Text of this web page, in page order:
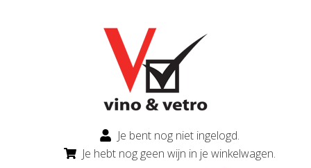
Je bent nog niet ingelogd.
Je hebt nog geen wijn in je winkelwagen.